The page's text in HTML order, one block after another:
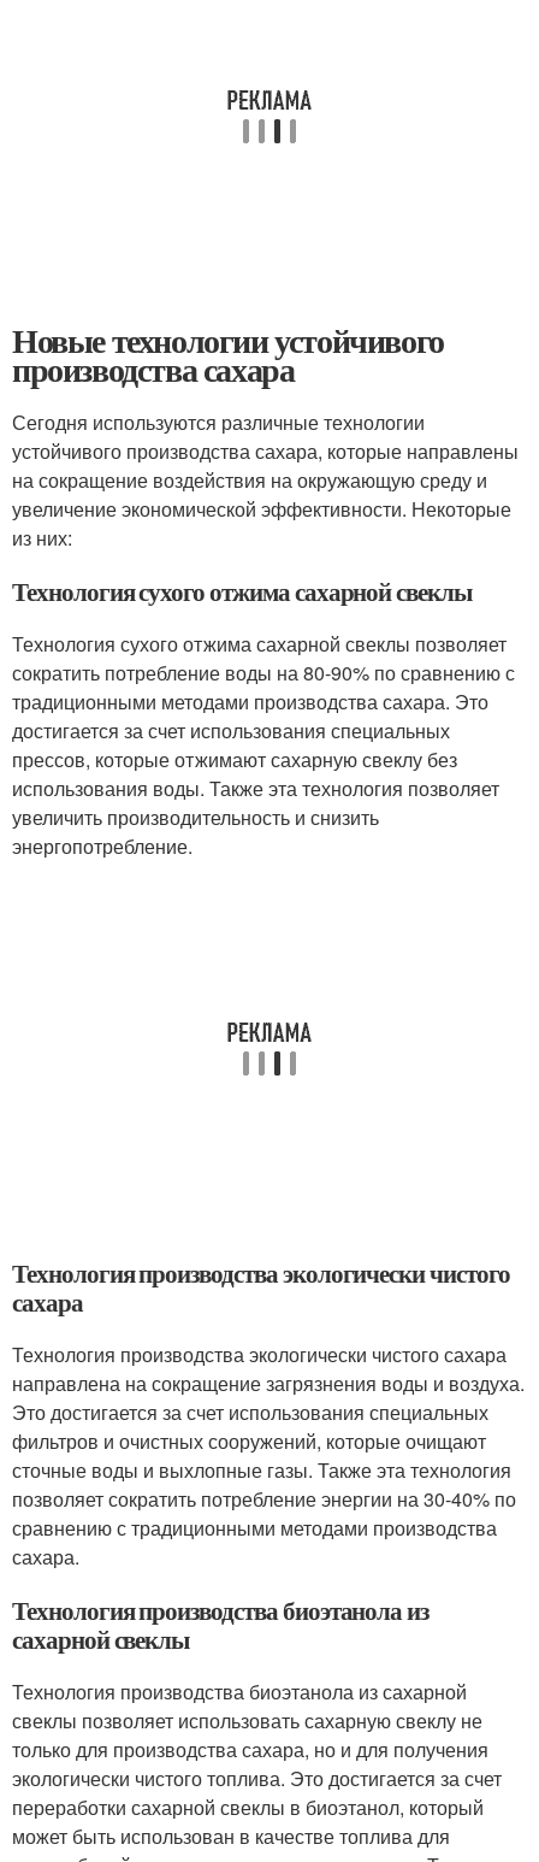
Новые технологии устойчивого
производства сахара
Сегодня используются различные технологии
устойчивого производства сахара, которые направлены
на сокращение воздействия на окружающую среду и
увеличение экономической эффективности. Некоторые
из них:
Технология сухого отжима сахарной свеклы
Технология сухого отжима сахарной свеклы позволяет
сократить потребление воды на 80-90% по сравнению с
традиционными методами производства сахара. Это
достигается за счет использования специальных
прессов, которые отжимают сахарную свеклу без
использования воды. Также эта технология позволяет
увеличить производительность и снизить
энергопотребление.
Технология производства экологически чистого
сахара
Технология производства экологически чистого сахара
направлена на сокращение загрязнения воды и воздуха.
Это достигается за счет использования специальных
фильтров и очистных сооружений, которые очищают
сточные воды и выхлопные газы. Также эта технология
позволяет сократить потребление энергии на 30-40% по
сравнению с традиционными методами производства
сахара.
Технология производства биоэтанола из
сахарной свеклы
Технология производства биоэтанола из сахарной
свеклы позволяет использовать сахарную свеклу не
только для производства сахара, но и для получения
экологически чистого топлива. Это достигается за счет
переработки сахарной свеклы в биоэтанол, который
может быть использован в качестве топлива для